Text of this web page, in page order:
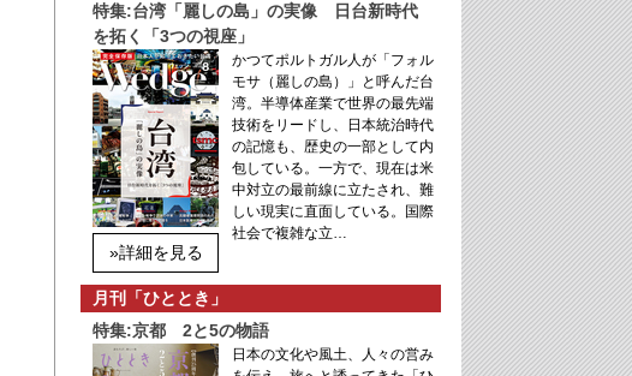
特集:台湾「麗しの島」の実像 日台新時代
を拓く「3つの視座」
»詳細を見る
かつてポルトガル人が「フォル
モサ（麗しの島）」と呼んだ台
湾。半導体産業で世界の最先端
技術をリードし、日本統治時代
の記憶も、歴史の一部として内
包している。一方で、現在は米
中対立の最前線に立たされ、難
しい現実に直面している。国際
社会で複雑な立…
月刊「ひととき」
特集:京都 2と5の物語
日本の文化や風土、人々の営み